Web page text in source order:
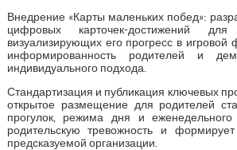
Внедрение «Карты маленьких побед»:
цифровых карточек-достижений для
визуализирующих его прогресс в
информированность родителей и
индивидуального подхода.
Стандартизация и публикация ключевых
открытое размещение для родителей
прогулок, режима дня и
родительскую тревожность и
предсказуемой организации.